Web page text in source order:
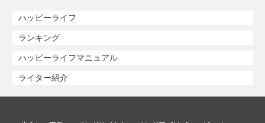
ハッピーライフ
ランキング
ハッピーライフマニュアル
ライター紹介